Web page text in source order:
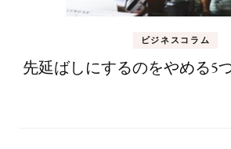
ビジネスコラム
先延ばしにするのをやめる5